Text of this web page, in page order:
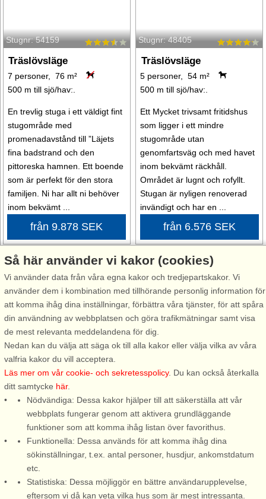
Stugnr: 54159
Träslövsläge
7 personer, 76 m²
500 m till sjö/hav:.
En trevlig stuga i ett väldigt fint
stugområde med
promenadavstånd till ”Läjets
fina badstrand och den
pittoreska hamnen. Ett boende
som är perfekt för den stora
familjen. Ni har allt ni behöver
inom bekvämt ...
från 9.878 SEK
Stugnr: 48405
Träslövsläge
5 personer, 54 m²
500 m till sjö/hav:.
Ett Mycket trivsamt fritidshus
som ligger i ett mindre
stugområde utan
genomfartsväg och med havet
inom bekvämt räckhåll.
Området är lugnt och rofyllt.
Stugan är nyligen renoverad
invändigt och har en ...
från 6.576 SEK
Stugnr: 6989
Träslövsläge
8 personer, 100 m²
Ett mycket trivsamt fritidshus
som ligger i ett mindre
stugområde utan
genomfartsväg och med havet
inom bekvämt räckhåll. Stugan
med sitt nybyggda annex är
perfekt för den stora familjen,
eller två familjer. ...
Stugnr: 52845
Träslövsläge
3 personer, 50 m²
lummigt inbäddat i grönska på
ägarens 1800-talsgård. Ett
utmärkt läge med närhet till
både naturreservat, badplats
och till ”Läjets” pittoreska
uteplats ...
Så här använder vi kakor (cookies)
Vi använder data från våra egna kakor och tredjepartskakor. Vi
använder dem i kombination med tillhörande personlig information för
att komma ihåg dina inställningar, förbättra våra tjänster, för att spåra
din användning av webbplatsen och göra trafikmätningar samt visa
de mest relevanta meddelandena för dig.
Nedan kan du välja att säga ok till alla kakor eller välja vilka av våra
valfria kakor du vill acceptera.
Läs mer om vår cookie- och sekretesspolicy. Du kan också återkalla
ditt samtycke här.
Nödvändiga: Dessa kakor hjälper till att säkerställa att vår
webbplats fungerar genom att aktivera grundläggande
funktioner som att komma ihåg listan över favorithus.
Funktionella: Dessa används för att komma ihåg dina
sökinställningar, t.ex. antal personer, husdjur, ankomstdatum
etc.
Statistiska: Dessa möjliggör en bättre användarupplevelse,
eftersom vi då kan veta vilka hus som är mest intressanta.